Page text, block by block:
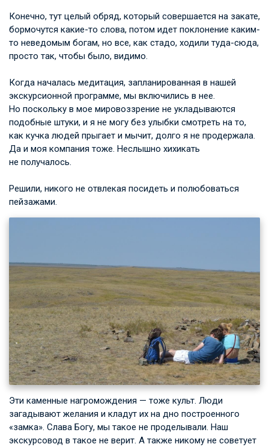
Конечно, тут целый обряд, который совершается на закате,
бормочутся какие-то слова, потом идет поклонение каким-
то неведомым богам, но все, как стадо, ходили туда-сюда,
просто так, чтобы было, видимо.
Когда началась медитация, запланированная в нашей
экскурсионной программе, мы включились в нее.
Но поскольку в мое мировоззрение не укладываются
подобные штуки, и я не могу без улыбки смотреть на то,
как кучка людей прыгает и мычит, долго я не продержала.
Да и моя компания тоже. Неслышно хихикать
не получалось.
Решили, никого не отвлекая посидеть и полюбоваться
пейзажами.
Эти каменные нагромождения — тоже культ. Люди
загадывают желания и кладут их на дно построенного
«замка». Слава Богу, мы такое не проделывали. Наш
экскурсовод в такое не верит. А также никому не советует